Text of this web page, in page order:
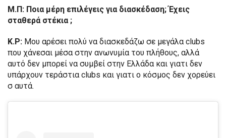
Μ.Π: Ποια μέρη επιλέγεις για διασκέδαση; Έχεις
σταθερά στέκια ;
Κ.Ρ: Μου αρέσει πολύ να διασκεδάζω σε μεγάλα clubs
που χάνεσαι μέσα στην ανωνυμία του πλήθους, αλλά
αυτό δεν μπορεί να συμβεί στην Ελλάδα και γιατι δεν
υπάρχουν τεράστια clubs και γιατι ο κόσμος δεν χορεύει
σ αυτά.